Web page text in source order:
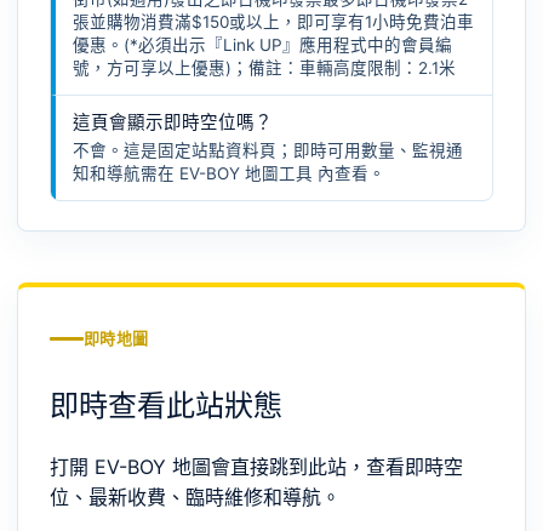
張並購物消費滿$150或以上，即可享有1小時免費泊車
優惠。(*必須出示『Link UP』應用程式中的會員編
號，方可享以上優惠)；備註：車輛高度限制：2.1米
這頁會顯示即時空位嗎？
不會。這是固定站點資料頁；即時可用數量、監視通
知和導航需在 EV-BOY 地圖工具 內查看。
即時地圖
即時查看此站狀態
打開 EV-BOY 地圖會直接跳到此站，查看即時空
位、最新收費、臨時維修和導航。